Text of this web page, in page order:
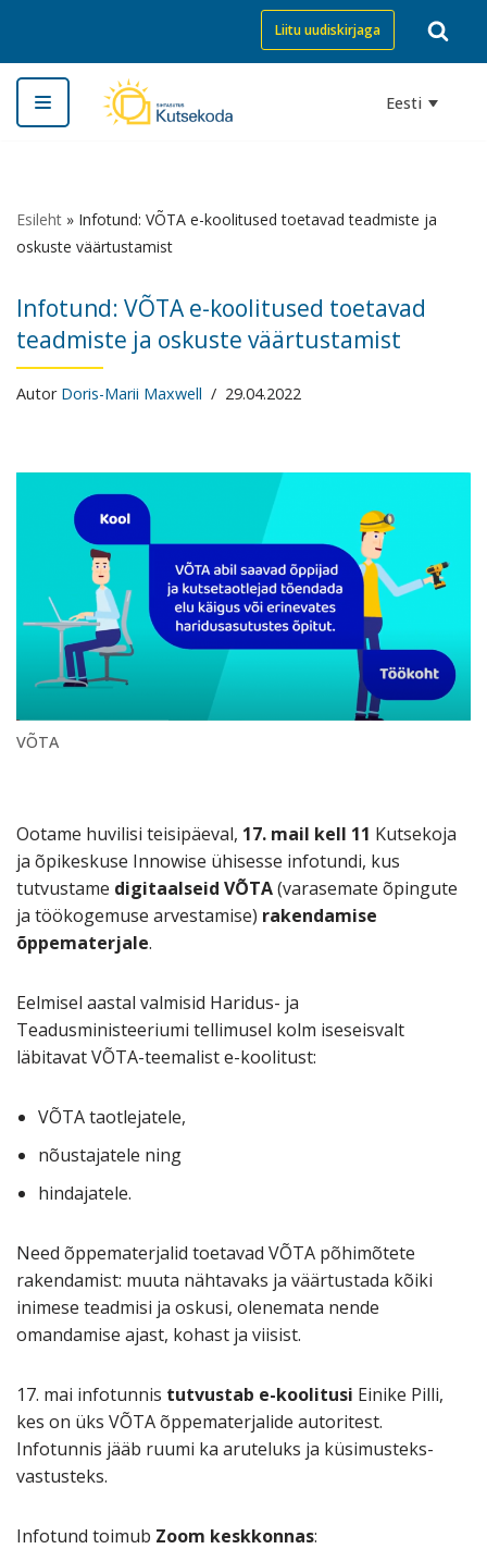
Skip
to
content
Liitu uudiskirjaga
Eesti
Esileht » Infotund: VÕTA e-koolitused toetavad teadmiste ja
oskuste väärtustamist
Infotund: VÕTA e-koolitused toetavad
teadmiste ja oskuste väärtustamist
Autor Doris-Marii Maxwell 29.04.2022
VÕTA
Ootame huvilisi teisipäeval, 17. mail kell 11 Kutsekoja
ja õpikeskuse Innowise ühisesse infotundi, kus
tutvustame digitaalseid VÕTA(varasemate õpingute
ja töökogemuse arvestamise) rakendamise
õppematerjale.
Eelmisel aastal valmisid Haridus- ja
Teadusministeeriumi tellimusel kolm iseseisvalt
läbitavat VÕTA-teemalist e-koolitust:
VÕTA taotlejatele,
nõustajatele ning
hindajatele.
Need õppematerjalid toetavad VÕTA põhimõtete
rakendamist: muuta nähtavaks ja väärtustada kõiki
inimese teadmisi ja oskusi, olenemata nende
omandamise ajast, kohast ja viisist.
17. mai infotunnis tutvustab e-koolitusi Einike Pilli,
kes on üks VÕTA õppematerjalide autoritest.
Infotunnis jääb ruumi ka aruteluks ja küsimusteks-
vastusteks.
Infotund toimub Zoom keskkonnas: